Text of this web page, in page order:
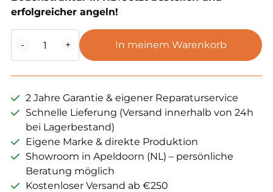
erfolgreicher angeln!
-
XR500
AllinOne
Autopilot/
GPS/
Sonar
system
Menge
+ In meinem Warenkorb
2 Jahre Garantie & eigener Reparaturservice
Schnelle Lieferung (Versand innerhalb von 24h
bei Lagerbestand)
Eigene Marke & direkte Produktion
Showroom in Apeldoorn (NL) – persönliche
Beratung möglich
Kostenloser Versand ab €250